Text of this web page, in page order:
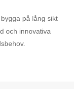
på lång sikt
och innovativa